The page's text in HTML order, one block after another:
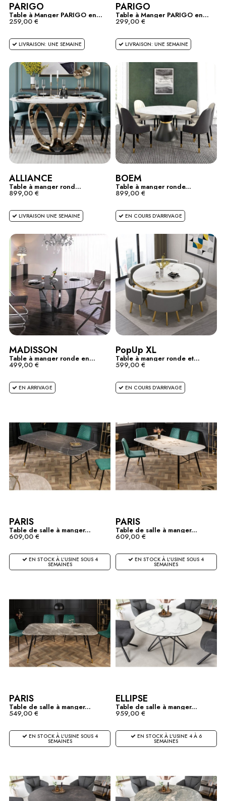
PARIGO
Table à Manger PARIGO en...
259,00 €
LIVRAISON: UNE SEMAINE
PARIGO
Table à Manger PARIGO en...
299,00 €
LIVRAISON: UNE SEMAINE
ALLIANCE
Table à manger rond...
899,00 €
LIVRAISON UNE SEMAINE
BOEM
Table à manger ronde...
899,00 €
EN COURS D'ARRIVAGE
MADISSON
Table à manger ronde en...
499,00 €
EN ARRIVAGE
PopUp XL
Table à manger ronde et...
599,00 €
EN COURS D'ARRIVAGE
PARIS
Table de salle à manger...
609,00 €
EN STOCK À L'USINE SOUS 4
SEMAINES
PARIS
Table de salle à manger...
609,00 €
EN STOCK À L'USINE SOUS 4
SEMAINES
PARIS
Table de salle à manger...
549,00 €
EN STOCK À L'USINE SOUS 4
SEMAINES
ELLIPSE
Table de salle à manger...
959,00 €
EN STOCK À L'USINE 4 À 6
SEMAINES